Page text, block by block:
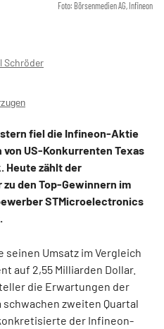
Foto: Börsenmedien AG, Infineon
Schröder
fiel die Infineon-Aktie
US-Konkurrenten Texas
Heute zählt der
den Top-Gewinnern im
STMicroelectronics
Umsatz im Vergleich
auf 2,55 Milliarden Dollar.
die Erwartungen der
zweiten Quartal
der Infineon-